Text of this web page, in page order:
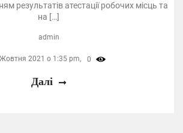
результатів атестації робочих місць та
на […]
admin
2021 о 1:35 pm, 0
Далі